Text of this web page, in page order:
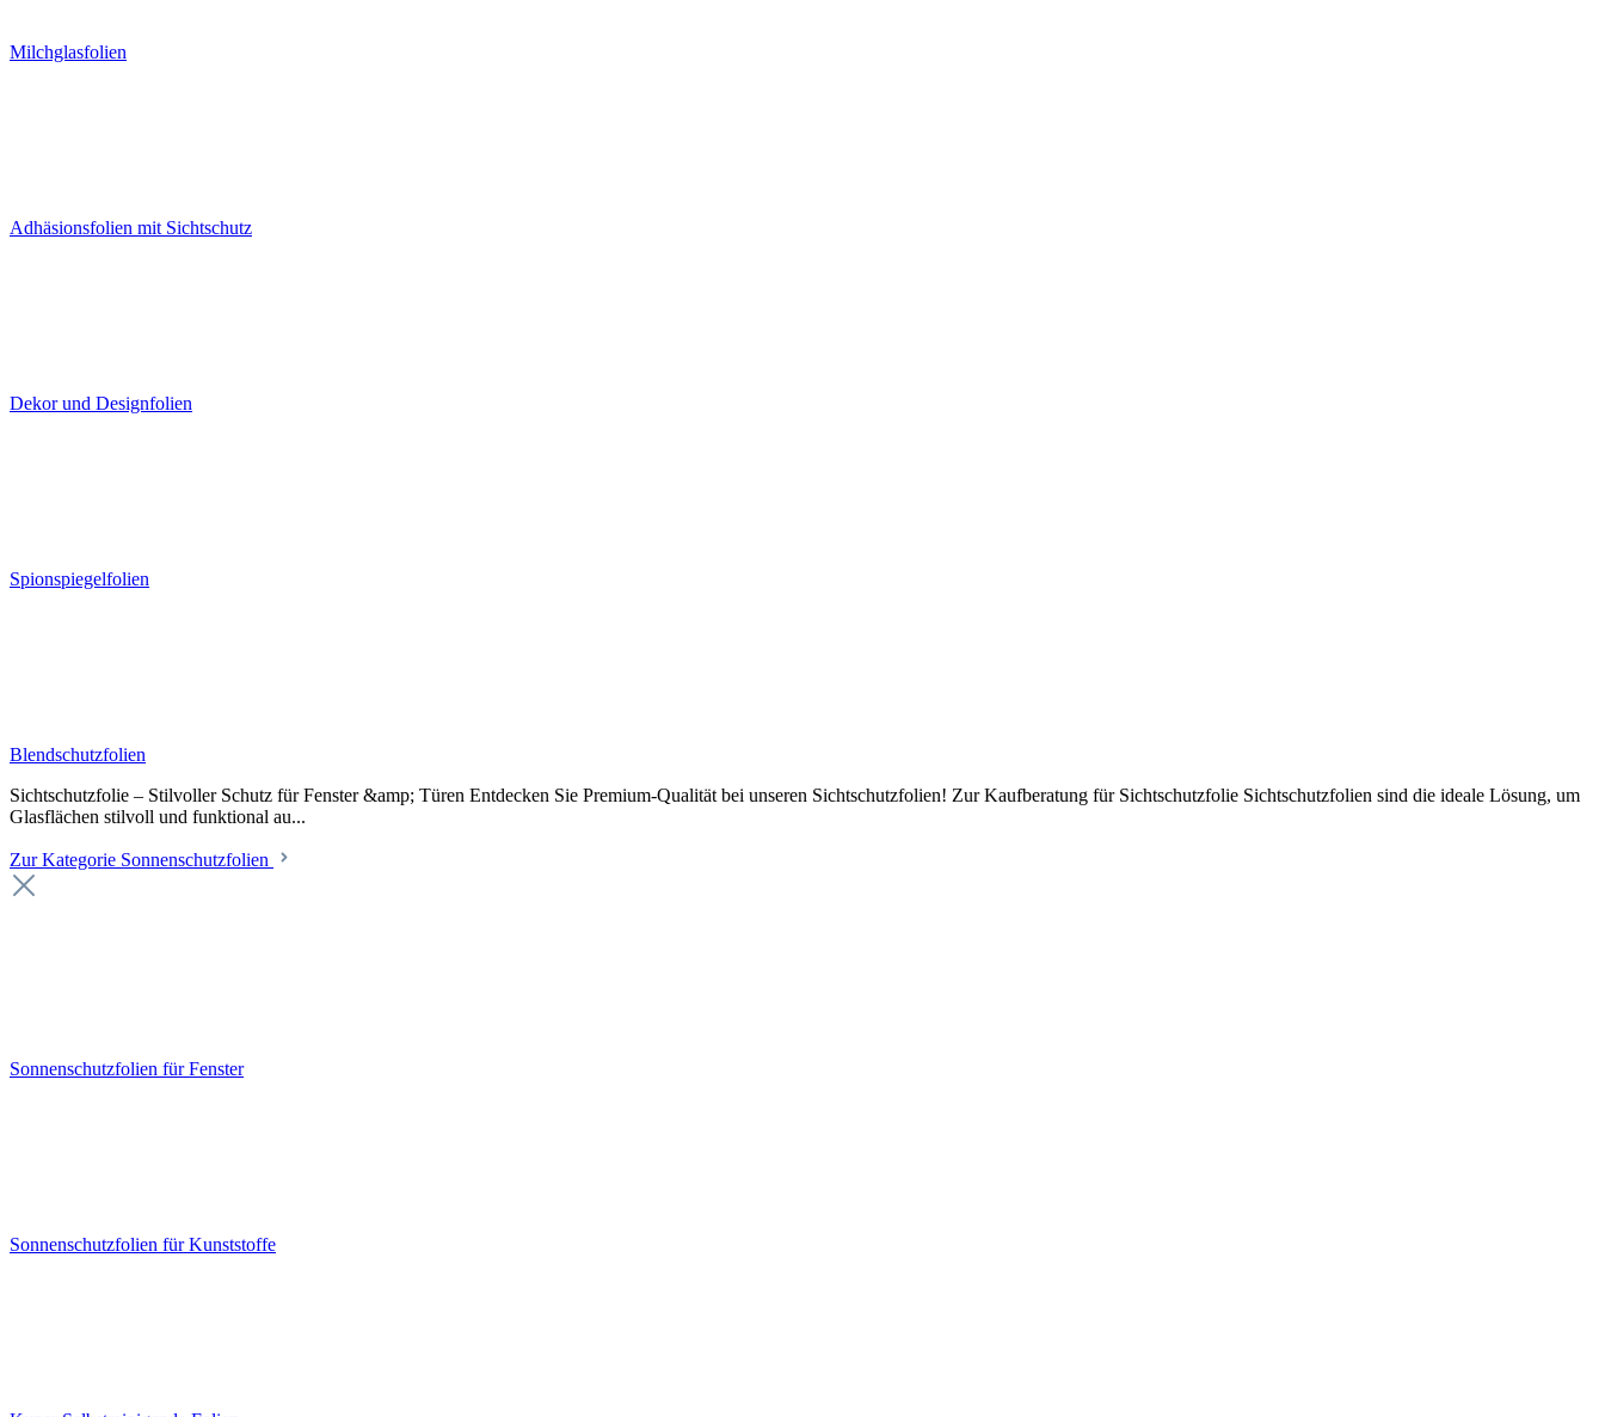
Milchglasfolien
Adhäsionsfolien mit Sichtschutz
Dekor und Designfolien
Spionspiegelfolien
Blendschutzfolien
Sichtschutzfolie – Stilvoller Schutz für Fenster &amp; Türen Entdecken Sie Premium-Qualität bei unseren Sichtschutzfolien! Zur Kaufberatung für Sichtschutzfolie Sichtschutzfolien sind die ideale Lösung, um
Glasflächen stilvoll und funktional au...
Zur Kategorie Sonnenschutzfolien
Sonnenschutzfolien für Fenster
Sonnenschutzfolien für Kunststoffe